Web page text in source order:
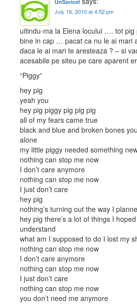
UnSoricel
July 16, 2010 at 4:52 pm
uitindu-ma la Elena locului …. tot
bine in cap … pacat ca nu le ai mari
daca le ai mari te aresteaza ? – si
acesabile pe siteu pe care aparent
“Piggy”
hey pig
yeah you
hey pig piggy pig pig pig
all of my fears came true
black and blue and broken bones
alone
my little piggy needed something
nothing can stop me now
I don’t care anymore
nothing can stop me now
I just don’t care
hey pig
nothing’s turning out the way I
hey pig there’s a lot of things I
understand
what am I supposed to do I lost my
nothing can stop me now
I don’t care anymore
nothing can stop me now
I just don’t care
nothing can stop me now
you don’t need me anymore